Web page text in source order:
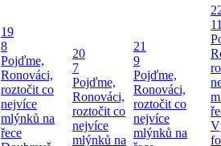
19
8
Pojďme,
Ronováci,
roztočit co
nejvíce
mlýnků na
řece
20
7
Pojďme,
Ronováci,
roztočit co
nejvíce
mlýnků na
21
9
Pojďme,
Ronováci,
roztočit co
nejvíce
mlýnků na